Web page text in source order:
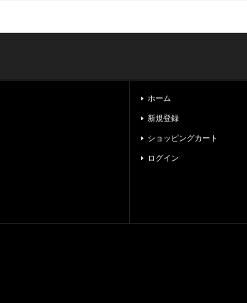
ホーム
新規登録
ショッピングカート
ログイン